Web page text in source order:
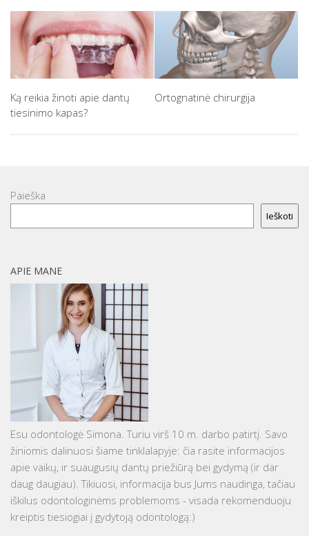
Ką reikia žinoti apie dantų
tiesinimo kapas?
Ortognatinė chirurgija
Paieška
Ieškoti
APIE MANE
Esu odontologė Simona. Turiu virš 10 m. darbo patirtį. Savo
žiniomis dalinuosi šiame tinklalapyje: čia rasite informacijos
apie vaikų, ir suaugusių dantų priežiūrą bei gydymą (ir dar
daug daugiau). Tikiuosi, informacija bus Jums naudinga, tačiau
iškilus odontologinėms problemoms - visada rekomenduoju
kreiptis tiesiogiai į gydytoją odontologą:)